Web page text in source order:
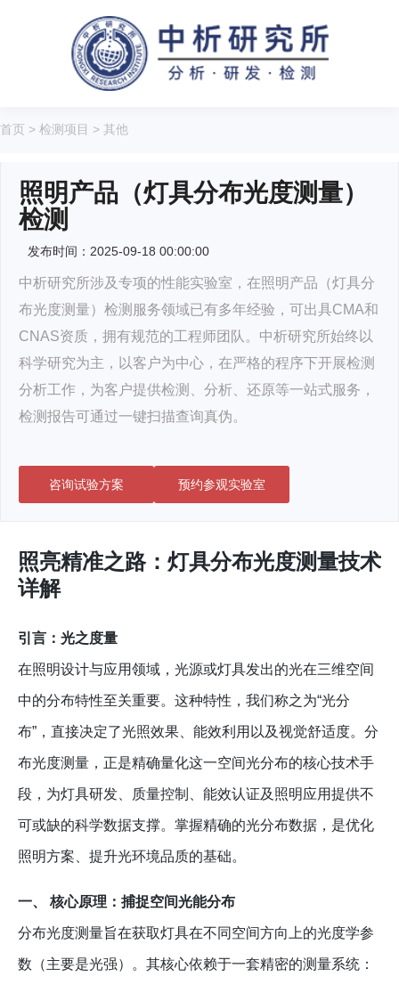
首页 > 检测项目 > 其他
照明产品（灯具分布光度测量）
检测
发布时间：2025-09-18 00:00:00
中析研究所涉及专项的性能实验室，在照明产品（灯具分
布光度测量）检测服务领域已有多年经验，可出具CMA和
CNAS资质，拥有规范的工程师团队。中析研究所始终以
科学研究为主，以客户为中心，在严格的程序下开展检测
分析工作，为客户提供检测、分析、还原等一站式服务，
检测报告可通过一键扫描查询真伪。
咨询试验方案 预约参观实验室
照亮精准之路：灯具分布光度测量技术
详解
引言：光之度量
在照明设计与应用领域，光源或灯具发出的光在三维空间
中的分布特性至关重要。这种特性，我们称之为“光分
布”，直接决定了光照效果、能效利用以及视觉舒适度。分
布光度测量，正是精确量化这一空间光分布的核心技术手
段，为灯具研发、质量控制、能效认证及照明应用提供不
可或缺的科学数据支撑。掌握精确的光分布数据，是优化
照明方案、提升光环境品质的基础。
一、 核心原理：捕捉空间光能分布
分布光度测量旨在获取灯具在不同空间方向上的光度学参
数（主要是光强）。其核心依赖于一套精密的测量系统：